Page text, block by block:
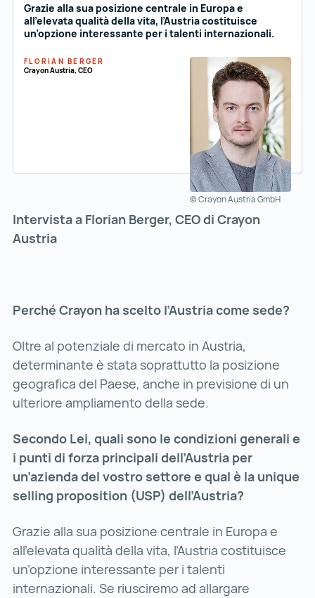
Grazie alla sua posizione centrale in Europa e
all’elevata qualità della vita, l’Austria costituisce
un’opzione interessante per i talenti internazionali.
FLORIAN BERGER
Crayon Austria, CEO
© Crayon Austria GmbH
Intervista a Florian Berger, CEO di Crayon
Austria
Perché Crayon ha scelto l’Austria come sede?
Oltre al potenziale di mercato in Austria,
determinante è stata soprattutto la posizione
geografica del Paese, anche in previsione di un
ulteriore ampliamento della sede.
Secondo Lei, quali sono le condizioni generali e
i punti di forza principali dell’Austria per
un’azienda del vostro settore e qual è la unique
selling proposition (USP) dell’Austria?
Grazie alla sua posizione centrale in Europa e
all’elevata qualità della vita, l’Austria costituisce
un’opzione interessante per i talenti
internazionali. Se riusciremo ad allargare